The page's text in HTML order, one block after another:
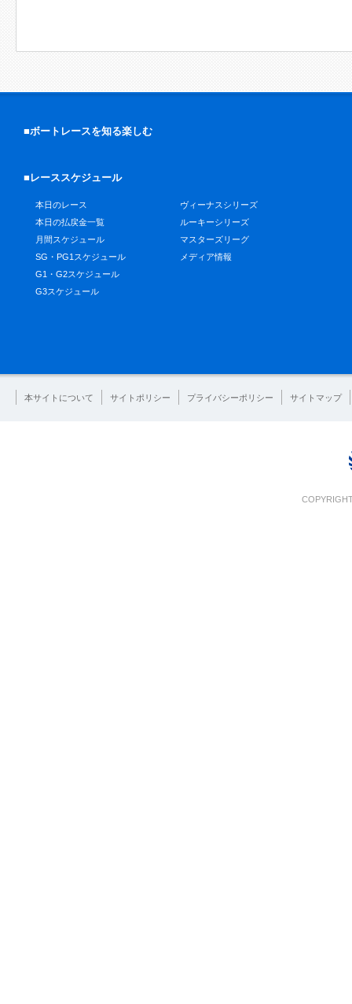
■ボートレースを知る楽しむ
■レーススケジュール
本日のレース
本日の払戻金一覧
月間スケジュール
SG・PG1スケジュール
G1・G2スケジュール
G3スケジュール
ヴィーナスシリーズ
ルーキーシリーズ
マスターズリーグ
メディア情報
本サイトについて サイトポリシー プライバシーポリシー サイトマップ